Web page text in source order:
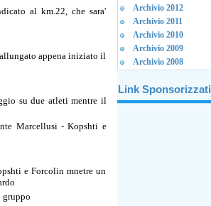
al km.22, che sara'
appena iniziato il
su due atleti mentre il
Marcellusi - Kopshti e
e Forcolin mnetre un
gruppo
Archivio 2012
Archivio 2011
Archivio 2010
Archivio 2009
Archivio 2008
Link Sponsorizzati